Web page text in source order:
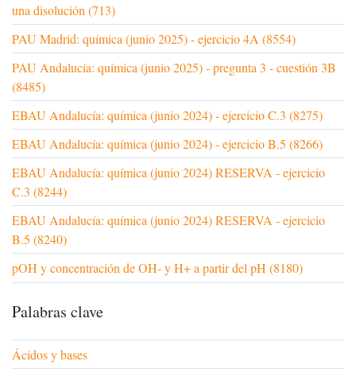
una disolución (713)
PAU Madrid: química (junio 2025) - ejercicio 4A (8554)
PAU Andalucía: química (junio 2025) - pregunta 3 - cuestión 3B
(8485)
EBAU Andalucía: química (junio 2024) - ejercicio C.3 (8275)
EBAU Andalucía: química (junio 2024) - ejercicio B.5 (8266)
EBAU Andalucía: química (junio 2024) RESERVA - ejercicio
C.3 (8244)
EBAU Andalucía: química (junio 2024) RESERVA - ejercicio
B.5 (8240)
pOH y concentración de OH- y H+ a partir del pH (8180)
Palabras clave
Ácidos y bases